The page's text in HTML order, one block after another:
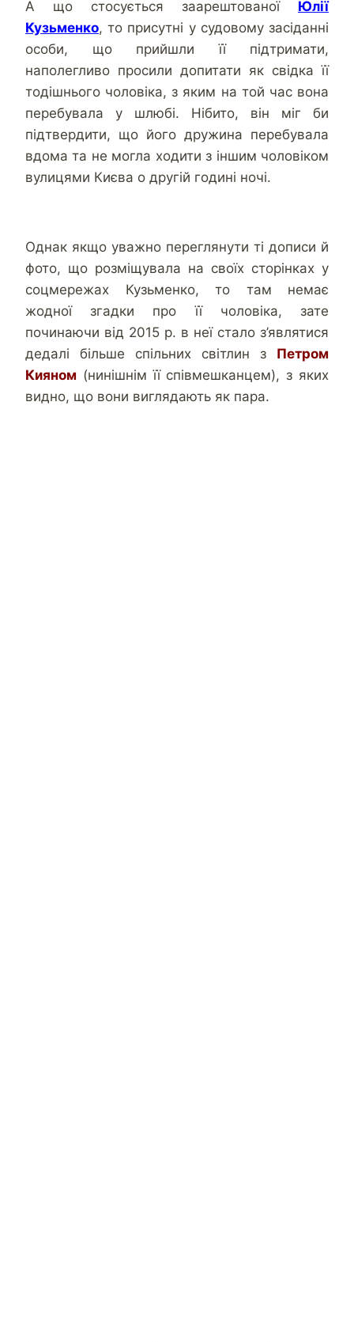
А що стосується заарештованої Юлії
Кузьменко, то присутні у судовому засіданні
особи, що прийшли її підтримати,
наполегливо просили допитати як свідка її
тодішнього чоловіка, з яким на той час вона
перебувала у шлюбі. Нібито, він міг би
підтвердити, що його дружина перебувала
вдома та не могла ходити з іншим чоловіком
вулицями Києва о другій годині ночі.
Однак якщо уважно переглянути ті дописи й
фото, що розміщувала на своїх сторінках у
соцмережах Кузьменко, то там немає
жодної згадки про її чоловіка, зате
починаючи від 2015 р. в неї стало з’являтися
дедалі більше спільних світлин з Петром
Кияном (нинішнім її співмешканцем), з яких
видно, що вони виглядають як пара.